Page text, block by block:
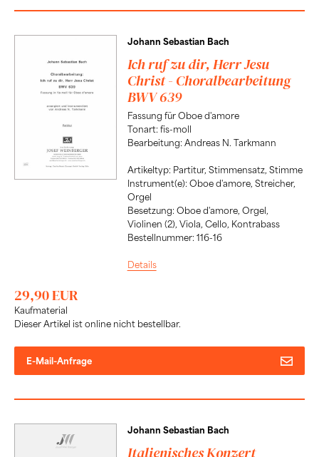
Johann Sebastian Bach
Ich ruf zu dir, Herr Jesu
Christ - Choralbearbeitung
BWV 639
Fassung für Oboe d'amore
Tonart: fis-moll
Bearbeitung: Andreas N. Tarkmann
Artikeltyp: Partitur, Stimmensatz, Stimme
Instrument(e): Oboe d'amore, Streicher,
Orgel
Besetzung: Oboe d'amore, Orgel,
Violinen (2), Viola, Cello, Kontrabass
Bestellnummer: 116-16
Details
29,90 EUR
Kaufmaterial
Dieser Artikel ist online nicht bestellbar.
E-Mail-Anfrage
Johann Sebastian Bach